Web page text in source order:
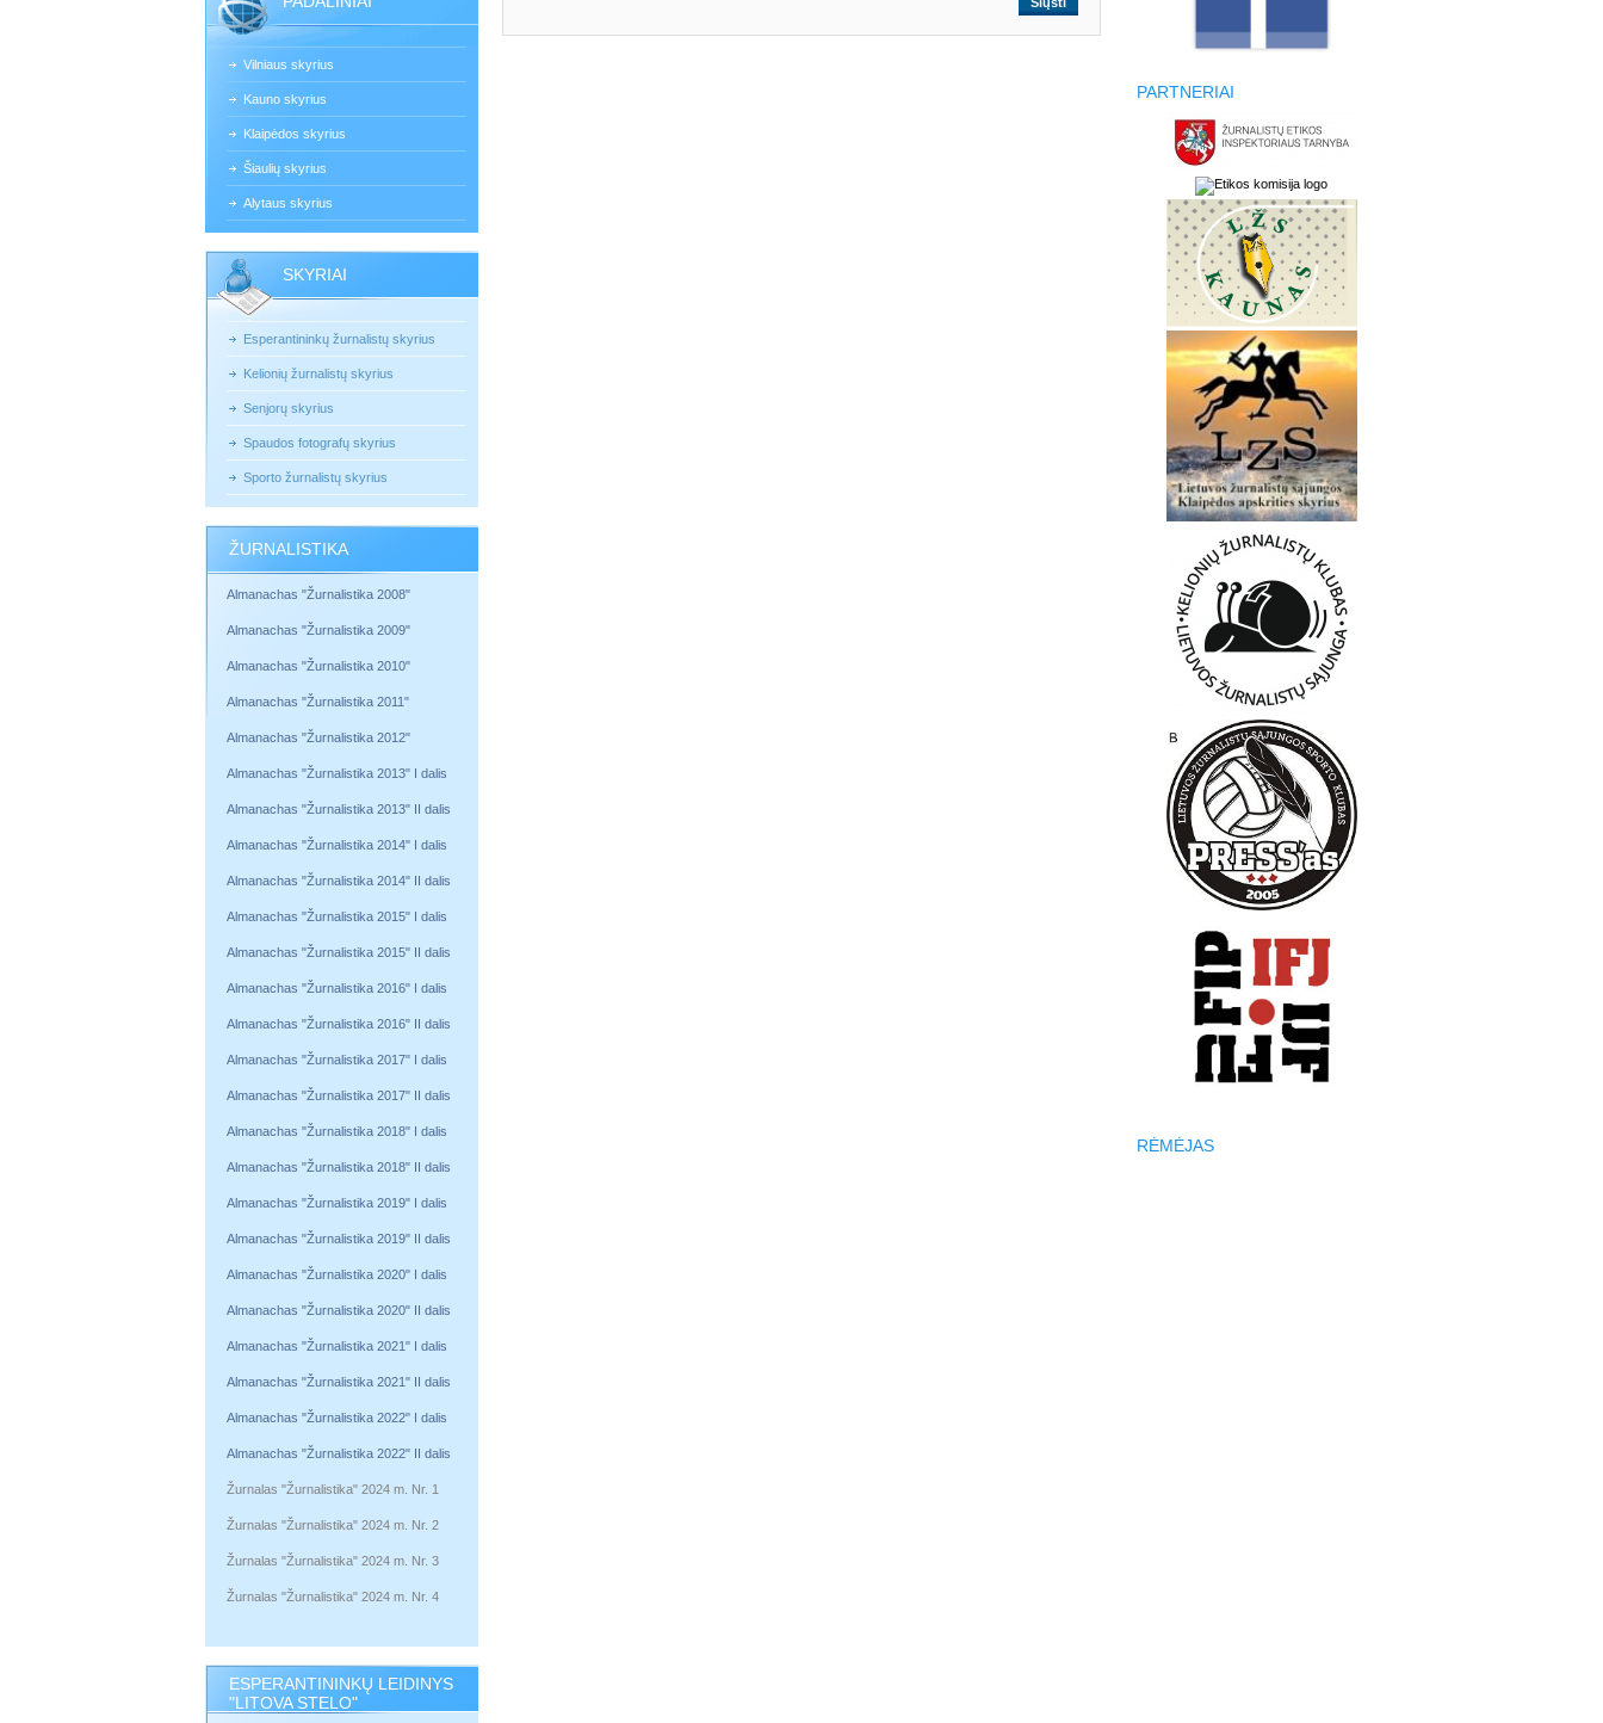
Vilniaus skyrius
Kauno skyrius
Klaipėdos skyrius
Šiaulių skyrius
Alytaus skyrius
SKYRIAI
Esperantininkų žurnalistų skyrius
Kelionių žurnalistų skyrius
Senjorų skyrius
Spaudos fotografų skyrius
Sporto žurnalistų skyrius
ŽURNALISTIKA
Almanachas "Žurnalistika 2008"
Almanachas "Žurnalistika 2009"
Almanachas "Žurnalistika 2010"
Almanachas "Žurnalistika 2011"
Almanachas "Žurnalistika 2012"
Almanachas "Žurnalistika 2013" I dalis
Almanachas "Žurnalistika 2013" II dalis
Almanachas "Žurnalistika 2014" I dalis
Almanachas "Žurnalistika 2014" II dalis
Almanachas "Žurnalistika 2015" I dalis
Almanachas "Žurnalistika 2015" II dalis
Almanachas "Žurnalistika 2016" I dalis
Almanachas "Žurnalistika 2016" II dalis
Almanachas "Žurnalistika 2017" I dalis
Almanachas "Žurnalistika 2017" II dalis
Almanachas "Žurnalistika 2018" I dalis
Almanachas "Žurnalistika 2018" II dalis
Almanachas "Žurnalistika 2019" I dalis
Almanachas "Žurnalistika 2019" II dalis
Almanachas "Žurnalistika 2020" I dalis
Almanachas "Žurnalistika 2020" II dalis
Almanachas "Žurnalistika 2021" I dalis
Almanachas "Žurnalistika 2021" II dalis
Almanachas "Žurnalistika 2022" I dalis
Almanachas "Žurnalistika 2022" II dalis
Žurnalas "Žurnalistika" 2024 m. Nr. 1
Žurnalas "Žurnalistika" 2024 m. Nr. 2
Žurnalas "Žurnalistika" 2024 m. Nr. 3
Žurnalas "Žurnalistika" 2024 m. Nr. 4
ESPERANTININKŲ LEIDINYS
"LITOVA STELO"
PARTNERIAI
RĖMĖJAS